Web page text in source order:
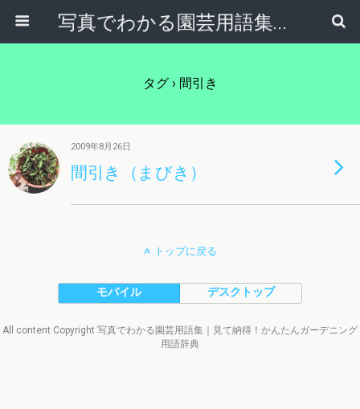
写真でわかる園芸用語集｜見て納得！かんたんガーデニング用語辞典
タグ › 間引き
2009年8月26日
間引き（まびき）
トップに戻る
モバイル デスクトップ
All content Copyright 写真でわかる園芸用語集｜見て納得！かんたんガーデニング
用語辞典